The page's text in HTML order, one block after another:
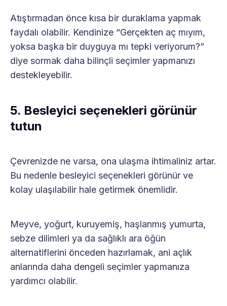
Atıştırmadan önce kısa bir duraklama yapmak
faydalı olabilir. Kendinize “Gerçekten aç mıyım,
yoksa başka bir duyguya mı tepki veriyorum?”
diye sormak daha bilinçli seçimler yapmanızı
destekleyebilir.
5. Besleyici seçenekleri görünür
tutun
Çevrenizde ne varsa, ona ulaşma ihtimaliniz artar.
Bu nedenle besleyici seçenekleri görünür ve
kolay ulaşılabilir hale getirmek önemlidir.
Meyve, yoğurt, kuruyemiş, haşlanmış yumurta,
sebze dilimleri ya da sağlıklı ara öğün
alternatiflerini önceden hazırlamak, ani açlık
anlarında daha dengeli seçimler yapmanıza
yardımcı olabilir.